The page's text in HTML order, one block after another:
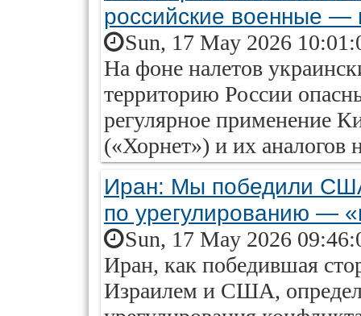
российские военные
Sun, 17 May 2026
На фоне налетов
территорию России
регулярное применение
(«Хорнет») и их аналогов
Иран: Мы победили
по урегулированию —
Sun, 17 May 2026
Иран, как победившая
Израилем и США,